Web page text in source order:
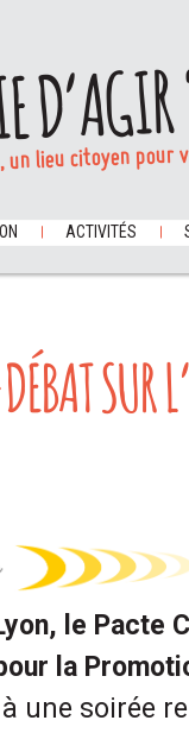
un lieu citoyen
ACTIVITÉS
SUR
le Pacte
la
une soirée